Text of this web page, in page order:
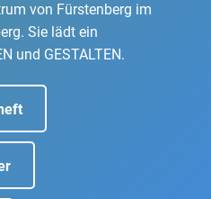
von Fürstenberg im
Sie lädt ein
und GESTALTEN.